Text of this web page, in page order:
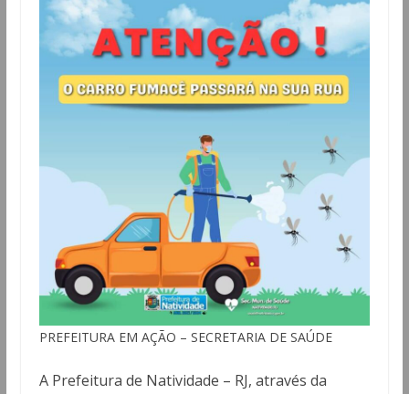
PREFEITURA EM AÇÃO – SECRETARIA DE SAÚDE
A Prefeitura de Natividade – RJ, através da